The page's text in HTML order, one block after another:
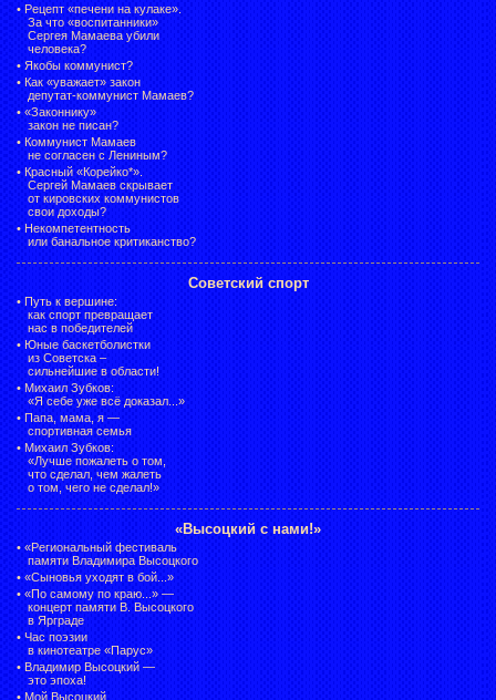
• Рецепт «печени на кулаке».
За что «воспитанники»
Сергея Мамаева убили
человека?
• Якобы коммунист?
• Как «уважает» закон
депутат-коммунист Мамаев?
• «Законнику»
закон не писан?
• Коммунист Мамаев
не согласен с Лениным?
• Красный «Корейко*».
Сергей Мамаев скрывает
от кировских коммунистов
свои доходы?
• Некомпетентность
или банальное критиканство?
Советский спорт
• Путь к вершине:
как спорт превращает
нас в победителей
• Юные баскетболистки
из Советска –
сильнейшие в области!
• Михаил Зубков:
«Я себе уже всё доказал...»
• Папа, мама, я —
спортивная семья
• Михаил Зубков:
«Лучше пожалеть о том,
что сделал, чем жалеть
о том, чего не сделал!»
«Высоцкий с нами!»
• «Региональный фестиваль
памяти Владимира Высоцкого
• «Сыновья уходят в бой...»
• «По самому по краю...» —
концерт памяти В. Высоцкого
в Ярграде
• Час поэзии
в кинотеатре «Парус»
• Владимир Высоцкий —
это эпоха!
• Мой Высоцкий